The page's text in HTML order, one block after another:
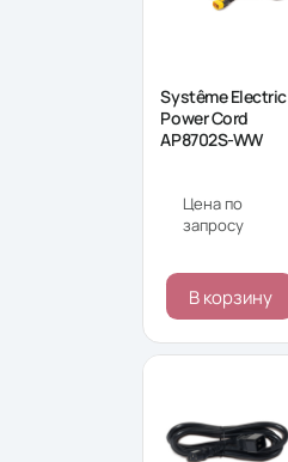
Systême Electric
Power Cord
AP8702S-WW
Цена по
запросу
В корзину